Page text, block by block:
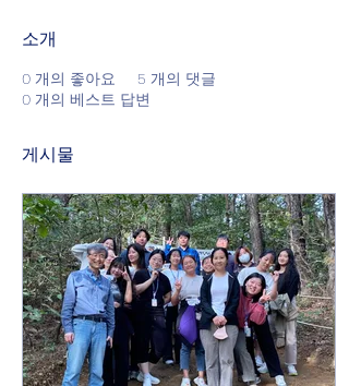
소개
0 개의 좋아요 5 개의 댓글
0 개의 베스트 답변
게시물